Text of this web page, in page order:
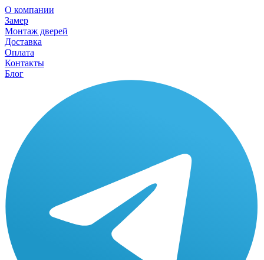
О компании
Замер
Монтаж дверей
Доставка
Оплата
Контакты
Блог